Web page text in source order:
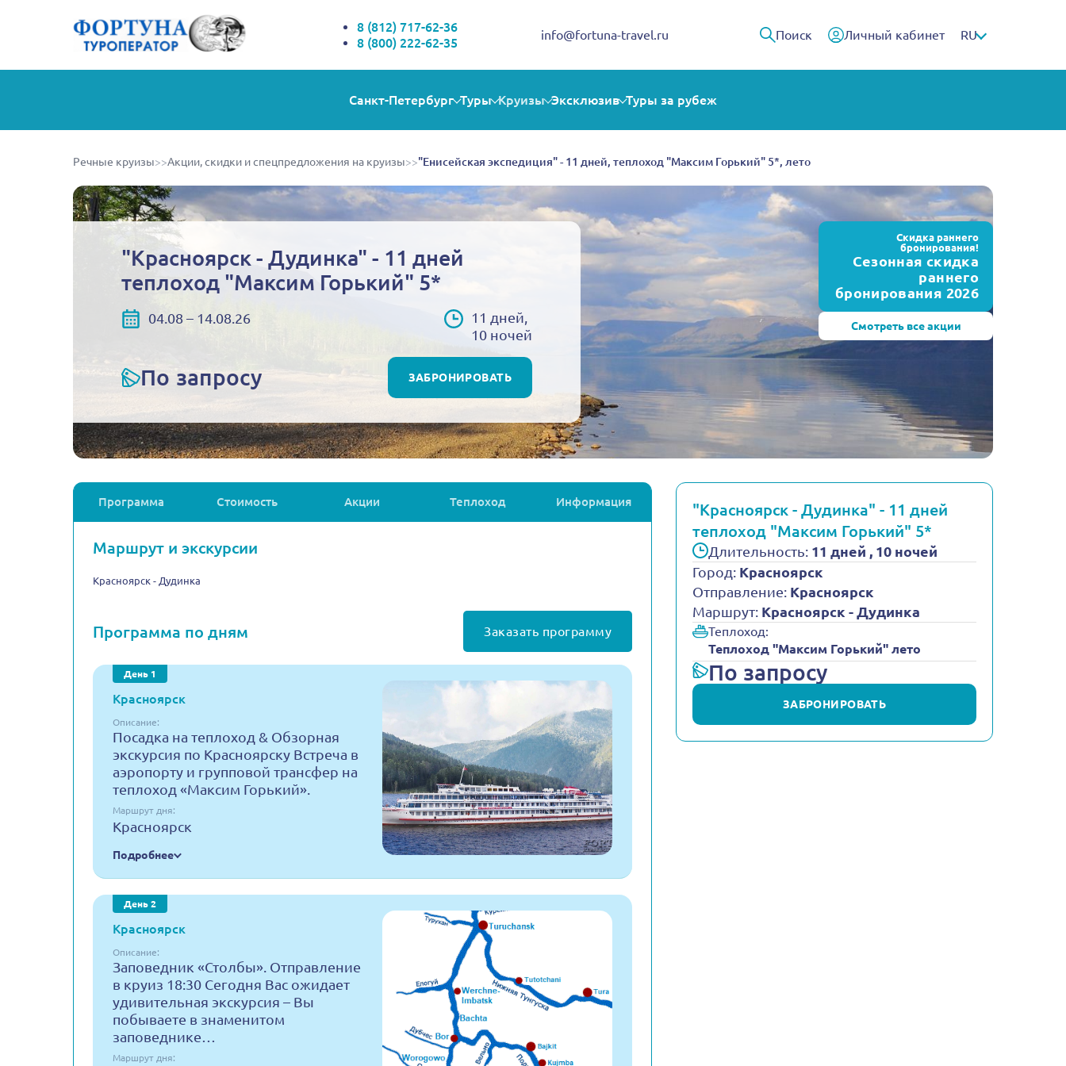
Выбираете себе увлекательную поездку? Могу помочь!
8 (812) 717-62-36
8 (800) 222-62-35
info@fortuna-travel.ru Поиск Личный кабинет RU
Санкт-Петербург Туры Круизы Эксклюзив Туры за рубеж
Речные круизы>>Акции, скидки и спецпредложения на круизы>>"Енисейская экспедиция" - 11 дней, теплоход "Максим Горький" 5*, лето
"Красноярск - Дудинка" - 11 дней
теплоход "Максим Горький" 5*
04.08 – 14.08.26
11 дней,
10 ночей
По запросу ЗАБРОНИРОВАТЬ
Скидка раннего
бронирования!
Сезонная скидка
раннего
бронирования 2026
Смотреть все акции
Программа Стоимость Акции Теплоход Информация
Маршрут и экскурсии
Красноярск - Дудинка
Программа по дням Заказать программу
День 1
Красноярск
Описание:
Посадка на теплоход & Обзорная
экскурсия по Красноярску Встреча в
аэропорту и групповой трансфер на
теплоход «Максим Горький».
Маршрут дня:
Красноярск
Подробнее
День 2
Красноярск
Описание:
Заповедник «Столбы». Отправление
в круиз 18:30 Сегодня Вас ожидает
удивительная экскурсия – Вы
побываете в знаменитом
заповеднике…
Маршрут дня:
"Красноярск - Дудинка" - 11 дней
теплоход "Максим Горький" 5*
Длительность: 11 дней , 10 ночей
Город: Красноярск
Отправление: Красноярск
Маршрут: Красноярск - Дудинка
Теплоход:
Теплоход "Максим Горький" лето
По запросу
ЗАБРОНИРОВАТЬ